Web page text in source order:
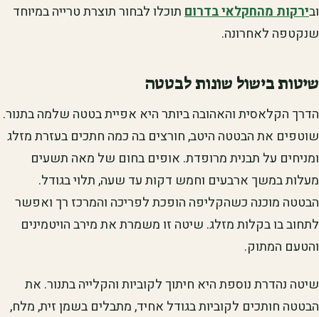
ובירקות מהחקלאי בדרוםתוכלו לבחור תוצרת טרייה במיוחד
שנקטפה לאחרונה.
שיטות בישול שונות לבטטה
הדרך הקלאסית והאהובה ביותר היא אפיית בטטה שלמה בתנור.
שוטפים את הבטטה היטב, חורצים בה כמה חתכים בעזרת מזלג
ומניחים על תבנית מרופדת. אופים בחום של מאה תשעים
מעלות במשך ארבעים וחמש דקות עד שעה, תלוי בגודל.
הבטטה מוכנה כשהקליפה הופכת לפריכה והמרכז רך ואפשר
לתחוב בו בקלות מזלג. שיטה זו משמרת את מירב הויטמינים
והטעם המתוק.
שיטה נהדרת נוספת היא חיתוך לקוביות והקלייה בתנור. את
הבטטה חותכים לקוביות בגודל אחיד, מתבלים בשמן זית, מלח,